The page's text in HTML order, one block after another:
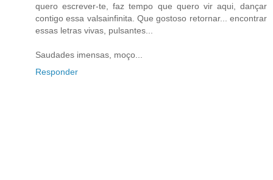
quero escrever-te, faz tempo que quero vir aqui, dançar
contigo essa valsainfinita. Que gostoso retornar... encontrar
essas letras vivas, pulsantes...
Saudades imensas, moço...
Responder